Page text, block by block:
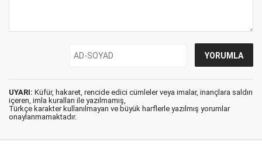
UYARI: Küfür, hakaret, rencide edici cümleler veya imalar, inançlara saldırı
içeren, imla kuralları ile yazılmamış,
Türkçe karakter kullanılmayan ve büyük harflerle yazılmış yorumlar
onaylanmamaktadır.